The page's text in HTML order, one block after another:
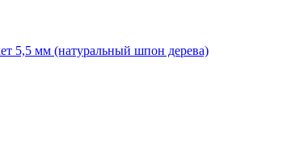
5,5 мм (натуральный шпон дерева)